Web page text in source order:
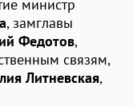
министр
, замглавы
Федотов,
связям,
Литневская,